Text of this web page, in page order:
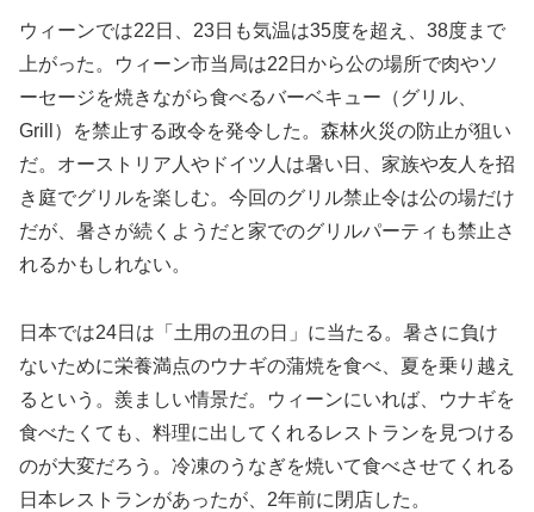
ウィーンでは22日、23日も気温は35度を超え、38度まで
上がった。ウィーン市当局は22日から公の場所で肉やソ
ーセージを焼きながら食べるバーベキュー（グリル、
Grill）を禁止する政令を発令した。森林火災の防止が狙い
だ。オーストリア人やドイツ人は暑い日、家族や友人を招
き庭でグリルを楽しむ。今回のグリル禁止令は公の場だけ
だが、暑さが続くようだと家でのグリルパーティも禁止さ
れるかもしれない。
日本では24日は「土用の丑の日」に当たる。暑さに負け
ないために栄養満点のウナギの蒲焼を食べ、夏を乗り越え
るという。羨ましい情景だ。ウィーンにいれば、ウナギを
食べたくても、料理に出してくれるレストランを見つける
のが大変だろう。冷凍のうなぎを焼いて食べさせてくれる
日本レストランがあったが、2年前に閉店した。